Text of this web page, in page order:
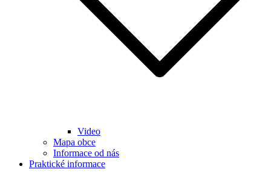
Video
Mapa obce
Informace od nás
Praktické informace